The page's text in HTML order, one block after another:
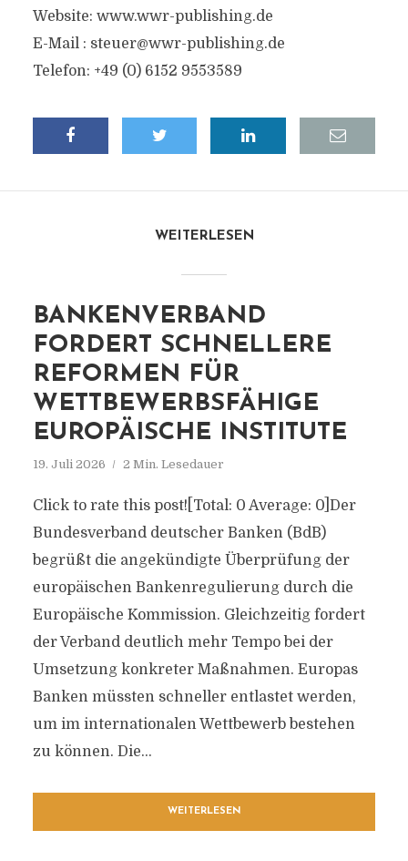
Website: www.wwr-publishing.de
E-Mail : steuer@wwr-publishing.de
Telefon: +49 (0) 6152 9553589
WEITERLESEN
BANKENVERBAND
FORDERT SCHNELLERE
REFORMEN FÜR
WETTBEWERBSFÄHIGE
EUROPÄISCHE INSTITUTE
19. Juli 2026 2 Min. Lesedauer
Click to rate this post![Total: 0 Average: 0]Der
Bundesverband deutscher Banken (BdB)
begrüßt die angekündigte Überprüfung der
europäischen Bankenregulierung durch die
Europäische Kommission. Gleichzeitig fordert
der Verband deutlich mehr Tempo bei der
Umsetzung konkreter Maßnahmen. Europas
Banken müssten schneller entlastet werden,
um im internationalen Wettbewerb bestehen
zu können. Die...
WEITERLESEN